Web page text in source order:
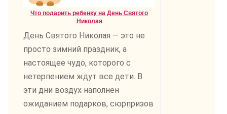
Что подарить ребенку на День Святого
Николая
День Святого Николая — это не
просто зимний праздник, а
настоящее чудо, которого с
нетерпением ждут все дети. В
эти дни воздух наполнен
ожиданием подарков, сюрпризов